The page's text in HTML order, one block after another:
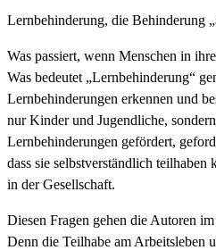
Lernbehinderung, die Behinderung
Was passiert, wenn Menschen in
Was bedeutet „Lernbehinderung“
Lernbehinderungen erkennen und
nur Kinder und Jugendliche,
Lernbehinderungen gefördert,
dass sie selbstverständlich
in der Gesellschaft.
Diesen Fragen gehen die Autoren
Denn die Teilhabe am Arbeitsleben